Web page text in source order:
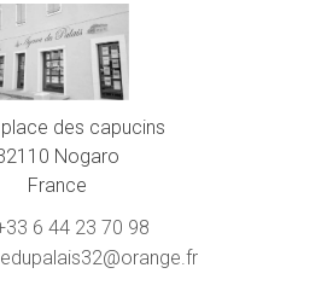
des capucins
Nogaro
France
6 44 23 70 98